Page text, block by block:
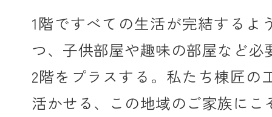
1階ですべての生活が完結するよ
つ、子供部屋や趣味の部屋など必
2階をプラスする。私たち棟匠の
活かせる、この地域のご家族にこ